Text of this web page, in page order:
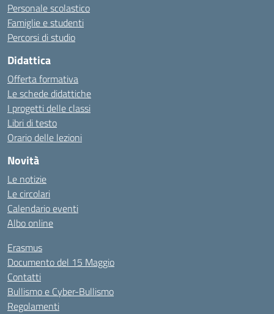
Personale scolastico
Famiglie e studenti
Percorsi di studio
Didattica
Offerta formativa
Le schede didattiche
I progetti delle classi
Libri di testo
Orario delle lezioni
Novità
Le notizie
Le circolari
Calendario eventi
Albo online
Erasmus
Documento del 15 Maggio
Contatti
Bullismo e Cyber-Bullismo
Regolamenti